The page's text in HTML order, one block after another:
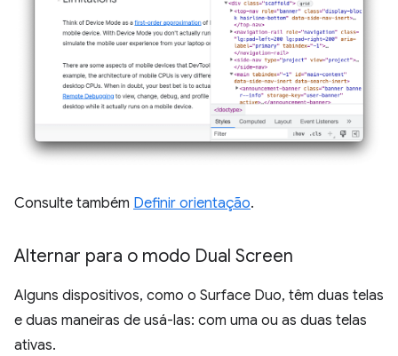
Consulte também Definir orientação.
Alternar para o modo Dual Screen
Alguns dispositivos, como o Surface Duo, têm duas telas
e duas maneiras de usá-las: com uma ou as duas telas
ativas.